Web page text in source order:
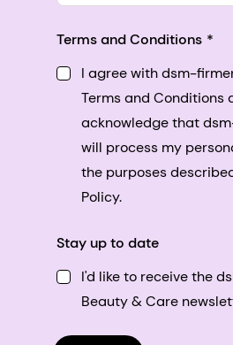
Terms and Conditions
I agree with dsm-
Terms and Conditions
acknowledge that
will process my
the purposes
Policy.
Stay up to date
I'd like to receive the
Beauty & Care